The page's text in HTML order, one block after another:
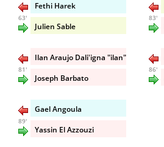
Fethi Harek
63'
Julien Sable
Ilan Araujo Dali'igna "ilan"
81'
Joseph Barbato
Gael Angoula
89'
Yassin El Azzouzi
83'
86'